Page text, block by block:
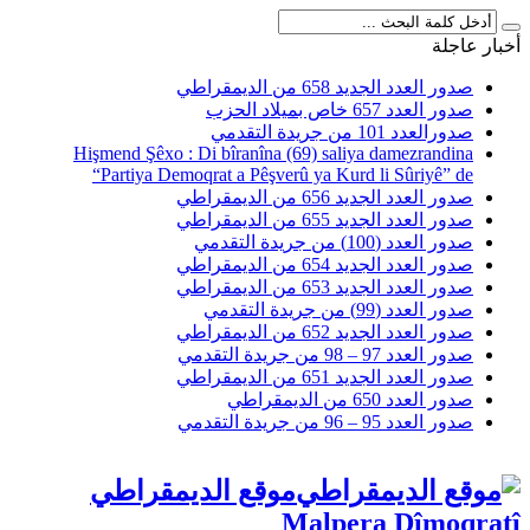
أخبار عاجلة
صدور العدد الجديد 658 من الديمقراطي
صدور العدد 657 خاص بميلاد الحزب
صدورالعدد 101 من جريدة التقدمي
Hişmend Şêxo : Di bîranîna (69) saliya damezrandina
“Partiya Demoqrat a Pêşverû ya Kurd li Sûriyê” de
صدور العدد الجديد 656 من الديمقراطي
صدور العدد الجديد 655 من الديمقراطي
صدور العدد (100) من جريدة التقدمي
صدور العدد الجديد 654 من الديمقراطي
صدور العدد الجديد 653 من الديمقراطي
صدور العدد (99) من جريدة التقدمي
صدور العدد الجديد 652 من الديمقراطي
صدور العدد 97 – 98 من جريدة التقدمي
صدور العدد الجديد 651 من الديمقراطي
صدور العدد 650 من الديمقراطي
صدور العدد 95 – 96 من جريدة التقدمي
موقع الديمقراطي
Malpera Dîmoqratî